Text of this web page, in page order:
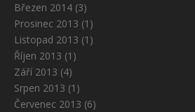
Březen 2014 (3)
Prosinec 2013 (1)
Listopad 2013 (1)
Říjen 2013 (1)
Září 2013 (4)
Srpen 2013 (1)
Červenec 2013 (6)